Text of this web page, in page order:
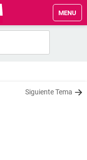
MENU
Siguiente Tema